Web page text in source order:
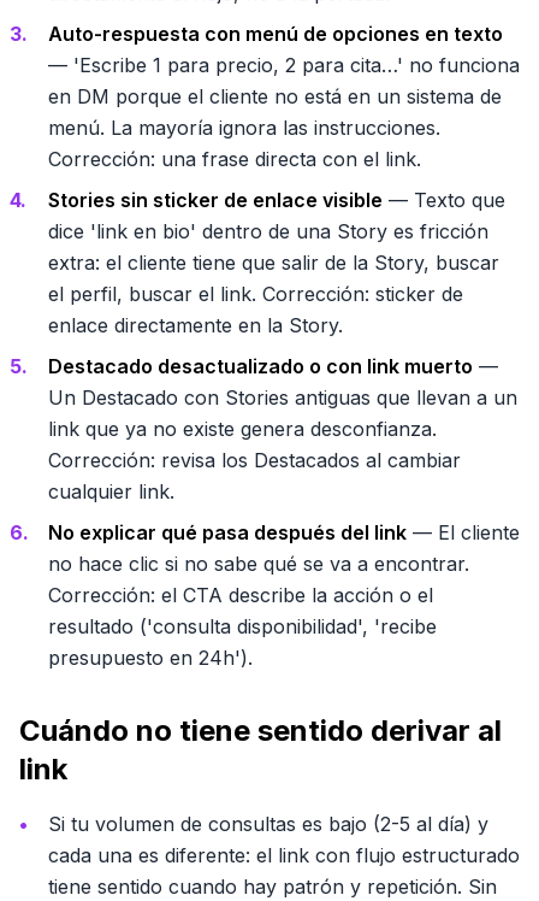
Auto-respuesta con menú de opciones en texto
— 'Escribe 1 para precio, 2 para cita…' no funciona
en DM porque el cliente no está en un sistema de
menú. La mayoría ignora las instrucciones.
Corrección: una frase directa con el link.
Stories sin sticker de enlace visible — Texto que
dice 'link en bio' dentro de una Story es fricción
extra: el cliente tiene que salir de la Story, buscar
el perfil, buscar el link. Corrección: sticker de
enlace directamente en la Story.
Destacado desactualizado o con link muerto —
Un Destacado con Stories antiguas que llevan a un
link que ya no existe genera desconfianza.
Corrección: revisa los Destacados al cambiar
cualquier link.
No explicar qué pasa después del link — El cliente
no hace clic si no sabe qué se va a encontrar.
Corrección: el CTA describe la acción o el
resultado ('consulta disponibilidad', 'recibe
presupuesto en 24h').
Cuándo no tiene sentido derivar al
link
Si tu volumen de consultas es bajo (2-5 al día) y
cada una es diferente: el link con flujo estructurado
tiene sentido cuando hay patrón y repetición. Sin